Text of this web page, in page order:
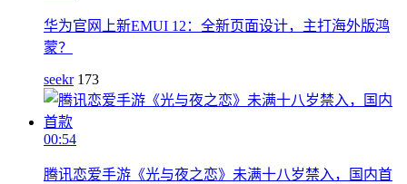
华为官网上新EMUI 12：全新页面设计，主打海外版鸿
蒙？
seekr 173
00:54
腾讯恋爱手游《光与夜之恋》未满十八岁禁入，国内首